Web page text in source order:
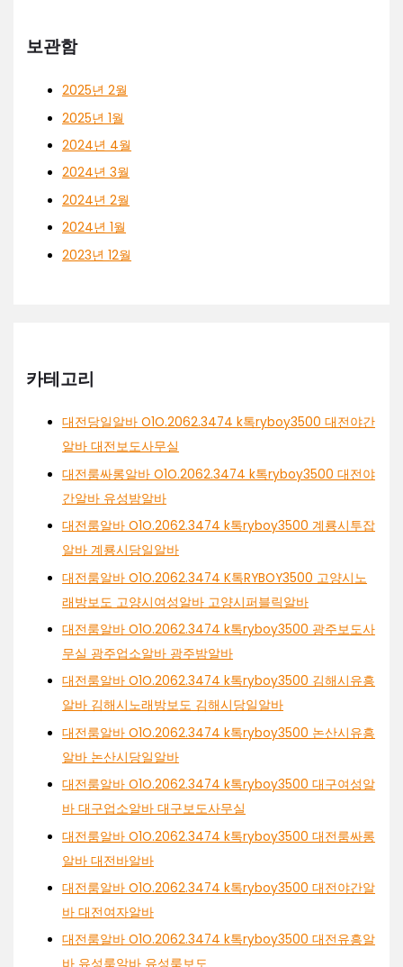
보관함
2025년 2월
2025년 1월
2024년 4월
2024년 3월
2024년 2월
2024년 1월
2023년 12월
카테고리
대전당일알바 O1O.2062.3474 k톡ryboy3500 대전야간
알바 대전보도사무실
대전룸싸롱알바 O1O.2062.3474 k톡ryboy3500 대전야
간알바 유성밤알바
대전룸알바 O1O.2062.3474 k톡ryboy3500 계룡시투잡
알바 계룡시당일알바
대전룸알바 O1O.2062.3474 K톡RYBOY3500 고양시노
래방보도 고양시여성알바 고양시퍼블릭알바
대전룸알바 O1O.2062.3474 k톡ryboy3500 광주보도사
무실 광주업소알바 광주밤알바
대전룸알바 O1O.2062.3474 k톡ryboy3500 김해시유흥
알바 김해시노래방보도 김해시당일알바
대전룸알바 O1O.2062.3474 k톡ryboy3500 논산시유흥
알바 논산시당일알바
대전룸알바 O1O.2062.3474 k톡ryboy3500 대구여성알
바 대구업소알바 대구보도사무실
대전룸알바 O1O.2062.3474 k톡ryboy3500 대전룸싸롱
알바 대전바알바
대전룸알바 O1O.2062.3474 k톡ryboy3500 대전야간알
바 대전여자알바
대전룸알바 O1O.2062.3474 k톡ryboy3500 대전유흥알